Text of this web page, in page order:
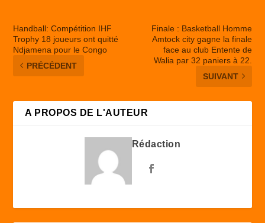
Handball: Compétition IHF
Trophy 18 joueurs ont quitté
Ndjamena pour le Congo
PRÉCÉDENT
Finale : Basketball Homme
Amtock city gagne la finale
face au club Entente de
Walia par 32 paniers à 22.
SUIVANT
A PROPOS DE L'AUTEUR
Rédaction